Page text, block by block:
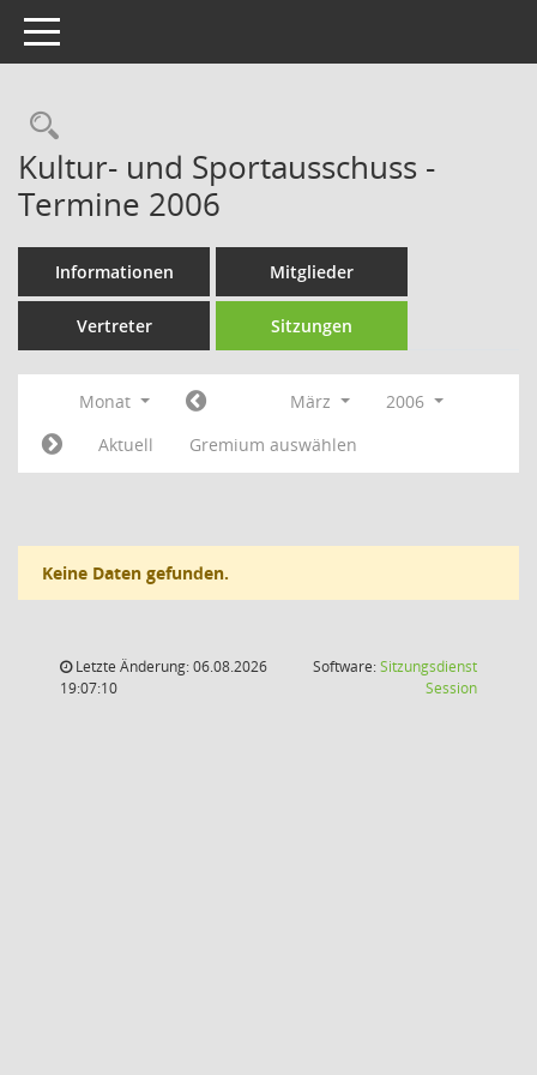
Toggle navigation
Rechercheauswahl
Kultur- und Sportausschuss -
Termine 2006
Informationen Mitglieder
Vertreter Sitzungen
Monat März
2006
Aktuell
Gremium auswählen
Keine Daten gefunden.
Letzte Änderung: 06.08.2026
19:07:10
Software:Sitzungsdienst
Session(Wird in